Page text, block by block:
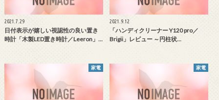
2021.7.29
日付表示が嬉しい視認性の良い置き
時計「木製LED置き時計／Leeron」…
2021.9.12
「ハンディクリーナー Y120 pro／
Brigii」レビュー ～円柱状…
家電 家電